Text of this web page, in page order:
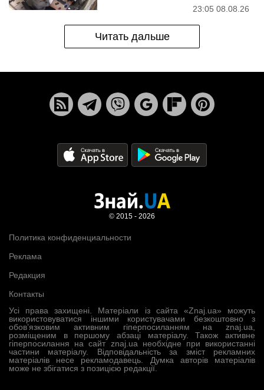
23:05 08.08.26
Читать дальше
Усі права захищені. Матеріали із сайта «Znaj.ua» можуть
використовуватися іншими користувачами безкоштовно з
обов’язковим активним гіперпосиланням на znaj.ua,
розміщеним в першому абзаці матеріалу. Також активне
гіперпосилання на сайт znaj.ua необхідне при використанні
частини матеріалу. Відповідальність за зміст рекламних
матеріалів несе рекламодавець. Думка авторів матеріалів
може не збігатися з позицією редакції.
Политика конфиденциальности
Реклама
Редакция
Контакты
© 2015 - 2026